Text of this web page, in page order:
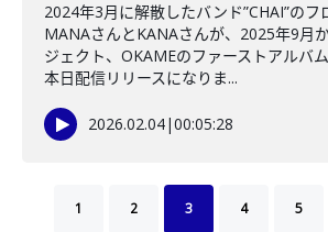
2024年3月に解散したバンド”CHAI”のフ
MANAさんとKANAさんが、2025年9月
ジェクト、OKAMEのファーストアルバ
本日配信リリースになりま...
2026.02.04|00:05:28
1 2 3 4 5